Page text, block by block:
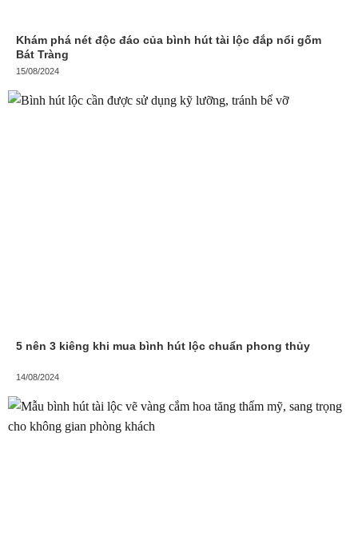
Khám phá nét độc đáo của bình hút tài lộc đắp nổi gốm
Bát Tràng
15/08/2024
5 nên 3 kiêng khi mua bình hút lộc chuẩn phong thủy
14/08/2024